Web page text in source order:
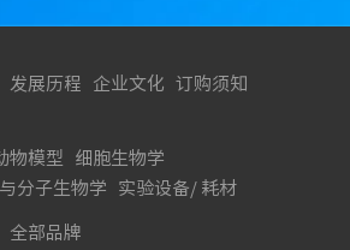
发展历程 企业文化
订购须知
物模型
细胞生物学
分子生物学
实验设备/ 耗材
全部品牌